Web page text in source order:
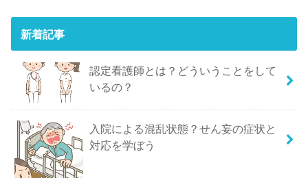
新着記事
認定看護師とは？どういうことをして
いるの？
入院による混乱状態？せん妄の症状と
対応を学ぼう